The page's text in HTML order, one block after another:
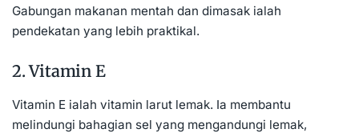
Gabungan makanan mentah dan dimasak ialah
pendekatan yang lebih praktikal.
2. Vitamin E
Vitamin E ialah vitamin larut lemak. Ia membantu
melindungi bahagian sel yang mengandungi lemak,